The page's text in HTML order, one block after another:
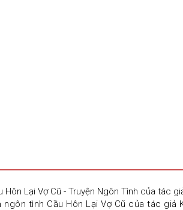
Lại Vợ Cũ - Truyện Ngôn Tình của tác
tình Cầu Hôn Lại Vợ Cũ của tác giả